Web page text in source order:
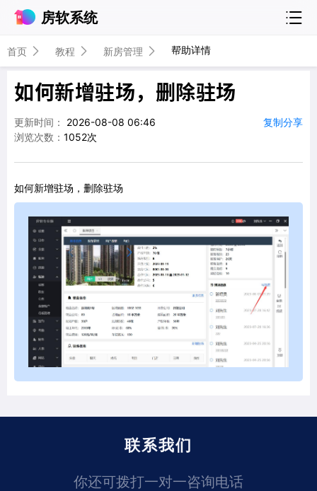
房软系统
首页 教程 新房管理 帮助详情
如何新增驻场，删除驻场
更新时间：
2026-08-08 06:46
浏览次数： 1052次
复制分享
如何新增驻场，删除驻场
联系我们
你还可拨打一对一咨询电话